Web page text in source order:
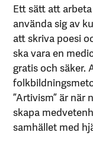
Ett sätt att
använda sig av
att skriva poesi
ska vara en
gratis och säker.
”Artivism” är
skapa
samhället med